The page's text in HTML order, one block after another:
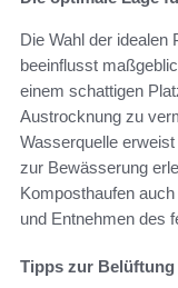
Die Wahl der idealen
beeinflusst
einem schattigen
Austrocknung zu
Wasserquelle
zur Bewässerung
Komposthaufen
und Entnehmen des
Tipps zur